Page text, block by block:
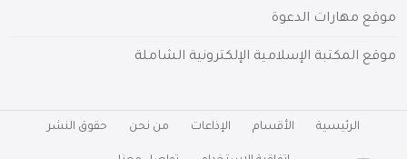
موقع مهارات الدعوة
موقع المكتبة الإسلامية الإلكترونية الشاملة
الرئيسية الأقسام الإذاعات من نحن حقوق النشر